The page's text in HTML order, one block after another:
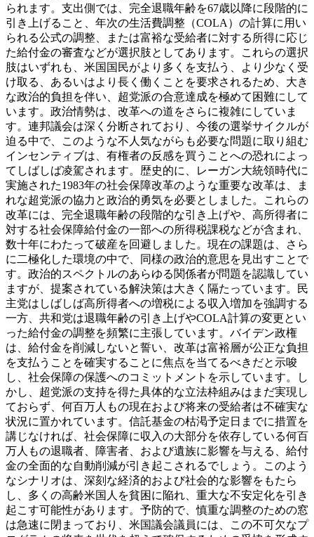
られます。支出側では、完全退職年齢を67歳以降に段階的に
引き上げること、年次の生活費調整（COLA）の計算に用い
られる公式の調整、または富裕な受給者に対する所得に応じ
た給付金の審査などが選択肢としてあります。これらの選択
肢はいずれも、米国国民がより多くを支払う、より少なく受
け取る、あるいはより長く働くことを要求されるため、大き
な政治的負担を伴い、超党派の合意達成を極めて困難にして
います。 政治情勢は、改革への道をさらに複雑にしていま
す。連邦議会は深く分断されており、今後の選挙サイクルが
迫る中で、このような不人気ながらも必要な問題に取り組む
インセンティブは、有権者の反感を買うことへの恐れによっ
てしばしば凌駕されます。歴史的に、レーガン大統領時代に
実施された1983年の社会保障改革のような重要な改革は、ま
れな超党派の協力と政治的勇気を必要としました。これらの
改革には、完全退職年齢の段階的な引き上げや、高所得者に
対する社会保障給付金の一部への所得税課税などが含まれ、
数十年にわたって破産を回避しました。現在の課題は、さら
に二極化した環境の中で、同様の政治的意思を見出すことで
す。 政治的スペクトルのあらゆる関係者が問題を認識してい
ますが、提案されている解決策は大きく隔たっています。民
主党はしばしば高所得者への増税による収入増加を強調する
一方、共和党は退職年齢の引き上げやCOLA計算の変更とい
った給付金の調整を頻繁に主張しています。バイデン政権
は、給付金を削減しないと誓い、改革は富裕層が公正な負担
を支払うことを確実することに焦点を当てるべきだと示唆
し、社会保障の保護へのコミットメントを示しています。し
かし、超党派の支持を得た具体的な立法枠組みはまだ実現し
ておらず、何百万人もの現在および将来の受給者は不確実な
状況に置かれています。 信託基金の枯渇予定日までに措置を
講じなければ、社会保障に収入の大部分を依存している何百
万人もの退職者、障害者、および遺族に影響を与える、給付
金の全面的な自動削減が引き起こされるでしょう。このよう
なシナリオは、深刻な経済的および社会的な影響をもたら
し、多くの高齢米国人を貧困に陥れ、重大な不安定化を引き
起こす可能性があります。予防的で、慎重な調整のための窓
は急速に閉まっており、米国議会議員には、この不可欠なプ